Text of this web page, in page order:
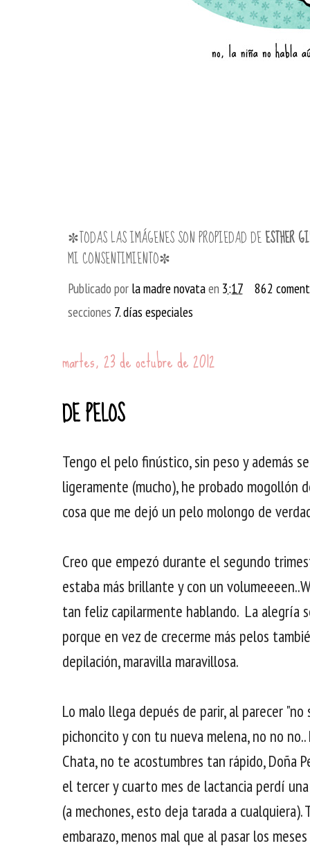
✼TODAS LAS IMÁGENES SON PROPIEDAD DEESTHER
MI CONSENTIMIENTO✼
Publicado por la madre novataen 3:17
862
secciones 7. días especiales
martes, 23 de octubre de 2012
DE PELOS
Tengo el pelo finústico, sin peso y además
ligeramente (mucho), he probado mogollón
cosa que me dejó un pelo molongo de
Creo que empezó durante el segundo
estaba más brillante y con un
tan feliz capilarmente hablando. La alegría
porque en vez de crecerme más pelos
depilación, maravilla maravillosa.
Lo malo llega depués de parir, al parecer
pichoncito y con tu nueva melena, no no no..
Chata, no te acostumbres tan rápido, Doña
el tercer y cuarto mes de lactancia perdí
(a mechones, esto deja tarada a
embarazo, menos mal que al pasar los